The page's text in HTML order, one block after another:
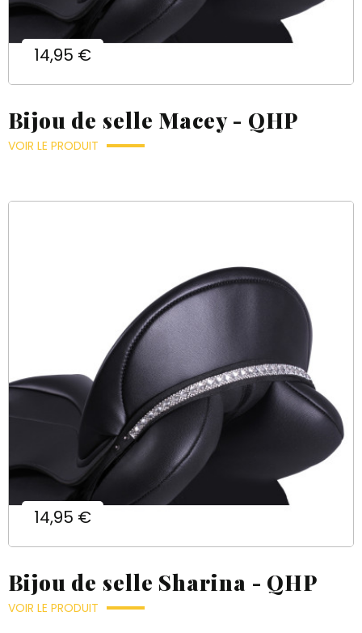
Prix
14,95 €
Bijou de selle Macey - QHP
VOIR LE PRODUIT
Prix
14,95 €
Bijou de selle Sharina - QHP
VOIR LE PRODUIT